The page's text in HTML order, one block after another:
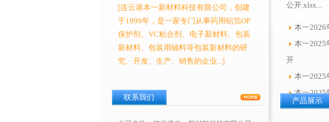
[连云港本一新材料科技有限公司，创建
于1999年，是一家专门从事药用铝箔OP
保护剂、VC粘合剂、电子新材料、包装
新材料、包装用辅料等包装新材料的研
究、开发、生产、销售的企业...]
联系我们
公开.xlsx...
本一2026
本一2025
开
本一2025
本一2025
开
产品展示